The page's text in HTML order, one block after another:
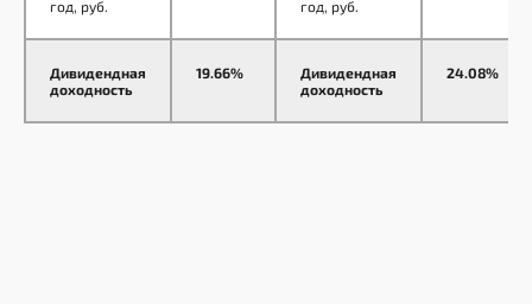
год, руб.
год, руб.
Дивидендная
доходность
19.66%
Дивидендная
доходность
24.08%
Надёжность партнёров
и исполнителей